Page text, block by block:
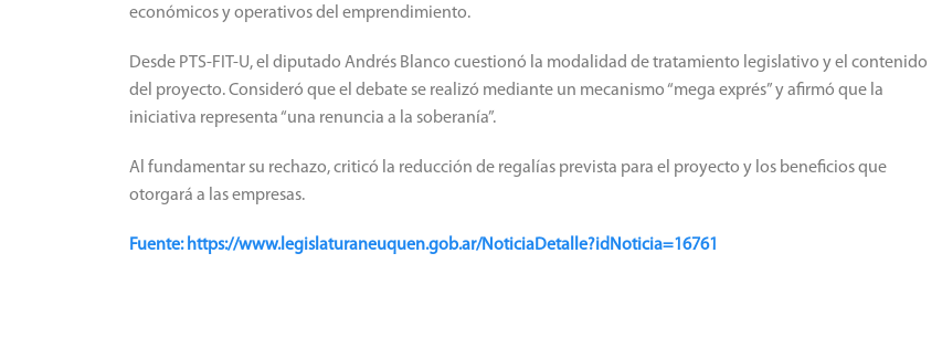
económicos y operativos del emprendimiento.
Desde PTS-FIT-U, el diputado Andrés Blanco cuestionó la modalidad de tratamiento legislativo y el contenido
del proyecto. Consideró que el debate se realizó mediante un mecanismo “mega exprés” y afirmó que la
iniciativa representa “una renuncia a la soberanía”.
Al fundamentar su rechazo, criticó la reducción de regalías prevista para el proyecto y los beneficios que
otorgará a las empresas.
Fuente: https://www.legislaturaneuquen.gob.ar/NoticiaDetalle?idNoticia=16761